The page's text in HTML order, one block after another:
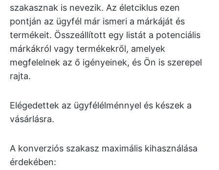
szakasznak is nevezik. Az életciklus ezen
pontján az ügyfél már ismeri a márkáját és
termékeit. Összeállított egy listát a potenciális
márkákról vagy termékekről, amelyek
megfelelnek az ő igényeinek, és Ön is szerepel
rajta.
Elégedettek az ügyfélélménnyel és készek a
vásárlásra.
A konverziós szakasz maximális kihasználása
érdekében: